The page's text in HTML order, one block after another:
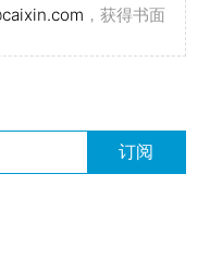
，获得书面
订阅